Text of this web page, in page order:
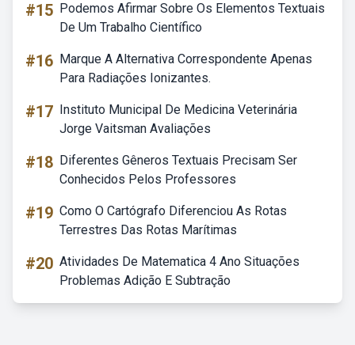
#15 Podemos Afirmar Sobre Os Elementos Textuais
De Um Trabalho Científico
#16 Marque A Alternativa Correspondente Apenas
Para Radiações Ionizantes.
#17 Instituto Municipal De Medicina Veterinária
Jorge Vaitsman Avaliações
#18 Diferentes Gêneros Textuais Precisam Ser
Conhecidos Pelos Professores
#19 Como O Cartógrafo Diferenciou As Rotas
Terrestres Das Rotas Marítimas
#20 Atividades De Matematica 4 Ano Situações
Problemas Adição E Subtração